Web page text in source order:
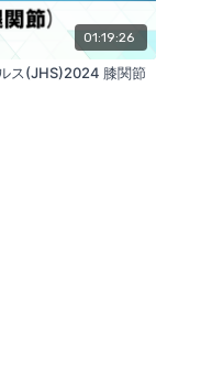
01:19:26
ス(JHS)2024 膝関節